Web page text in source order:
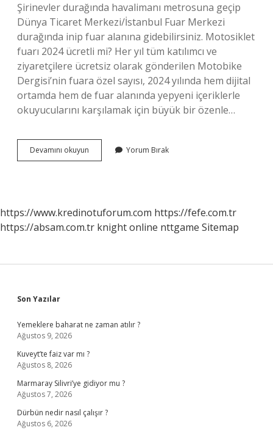
Şirinevler durağında havalimanı metrosuna geçip
Dünya Ticaret Merkezi/İstanbul Fuar Merkezi
durağında inip fuar alanına gidebilirsiniz. Motosiklet
fuarı 2024 ücretli mi? Her yıl tüm katılımcı ve
ziyaretçilere ücretsiz olarak gönderilen Motobike
Dergisi’nin fuara özel sayısı, 2024 yılında hem dijital
ortamda hem de fuar alanında yepyeni içeriklerle
okuyucularını karşılamak için büyük bir özenle…
Devamını okuyun
Fuarı
Yorum Bırak
https://www.kredinotuforum.com https://fefe.com.tr
https://absam.com.tr knight online nttgame Sitemap
Sidebar
Son Yazılar
Yemeklere baharat ne zaman atılır ?
Ağustos 9, 2026
Kuveyt’te faiz var mı ?
Ağustos 8, 2026
Marmaray Silivri’ye gidiyor mu ?
Ağustos 7, 2026
Dürbün nedir nasıl çalışır ?
Ağustos 6, 2026